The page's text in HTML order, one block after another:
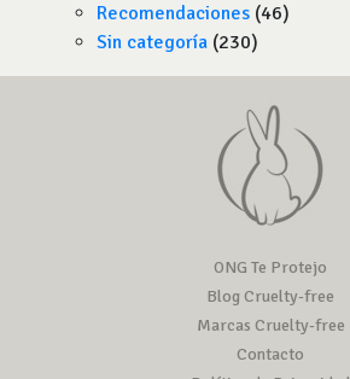
Recomendaciones (46)
Sin categoría (230)
ONG Te Protejo
Blog Cruelty-free
Marcas Cruelty-free
Contacto